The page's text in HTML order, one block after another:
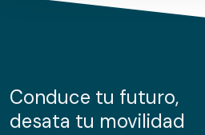
de cookies.
información sobre el uso que
nuestros partners de redes
Conduce tu futuro,
desata tu movilidad